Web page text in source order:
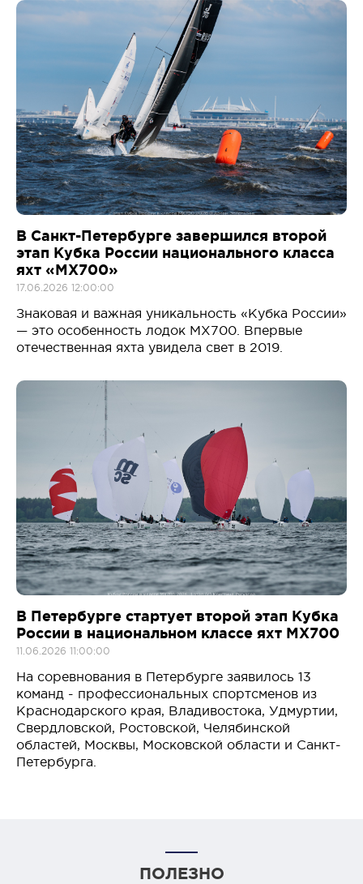
В Санкт-Петербурге завершился второй
этап Кубка России национального класса
яхт «MX700»
17.06.2026 12:00:00
Знаковая и важная уникальность «Кубка России»
— это особенность лодок MX700. Впервые
отечественная яхта увидела свет в 2019.
В Петербурге стартует второй этап Кубка
России в национальном классе яхт MX700
11.06.2026 11:00:00
На соревнования в Петербурге заявилось 13
команд - профессиональных спортсменов из
Краснодарского края, Владивостока, Удмуртии,
Свердловской, Ростовской, Челябинской
областей, Москвы, Московской области и Санкт-
Петербурга.
ПОЛЕЗНО